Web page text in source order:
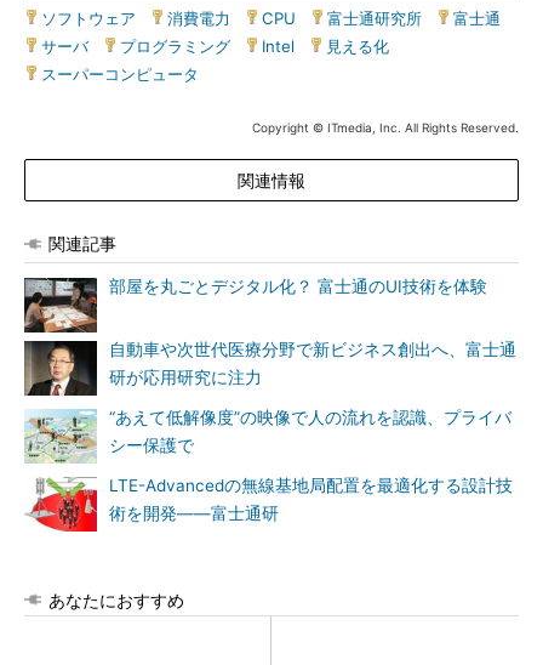
ソフトウェア 消費電力 CPU 富士通研究所 富士通
サーバ| プログラミング Intel 見える化
スーパーコンピュータ
Copyright © ITmedia, Inc. All Rights Reserved.
関連情報
関連記事
部屋を丸ごとデジタル化？ 富士通のUI技術を体験
自動車や次世代医療分野で新ビジネス創出へ、富士通
研が応用研究に注力
“あえて低解像度”の映像で人の流れを認識、プライバ
シー保護で
LTE-Advancedの無線基地局配置を最適化する設計技
術を開発――富士通研
あなたにおすすめ